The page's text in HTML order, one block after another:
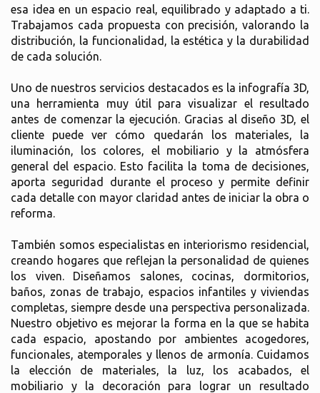
esa idea en un espacio real, equilibrado y adaptado a ti.
Trabajamos cada propuesta con precisión, valorando la
distribución, la funcionalidad, la estética y la durabilidad
de cada solución.
Uno de nuestros servicios destacados es la infografía 3D,
una herramienta muy útil para visualizar el resultado
antes de comenzar la ejecución. Gracias al diseño 3D, el
cliente puede ver cómo quedarán los materiales, la
iluminación, los colores, el mobiliario y la atmósfera
general del espacio. Esto facilita la toma de decisiones,
aporta seguridad durante el proceso y permite definir
cada detalle con mayor claridad antes de iniciar la obra o
reforma.
También somos especialistas en interiorismo residencial,
creando hogares que reflejan la personalidad de quienes
los viven. Diseñamos salones, cocinas, dormitorios,
baños, zonas de trabajo, espacios infantiles y viviendas
completas, siempre desde una perspectiva personalizada.
Nuestro objetivo es mejorar la forma en la que se habita
cada espacio, apostando por ambientes acogedores,
funcionales, atemporales y llenos de armonía. Cuidamos
la elección de materiales, la luz, los acabados, el
mobiliario y la decoración para lograr un resultado